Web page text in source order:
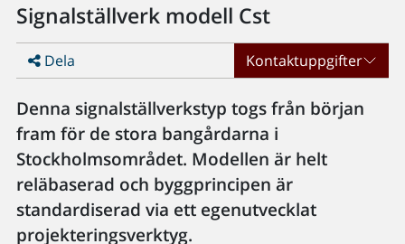
Signalställverk modell Cst
Dela Kontaktuppgifter
Denna signalställverkstyp togs från början
fram för de stora bangårdarna i
Stockholmsområdet. Modellen är helt
reläbaserad och byggprincipen är
standardiserad via ett egenutvecklat
projekteringsverktyg.